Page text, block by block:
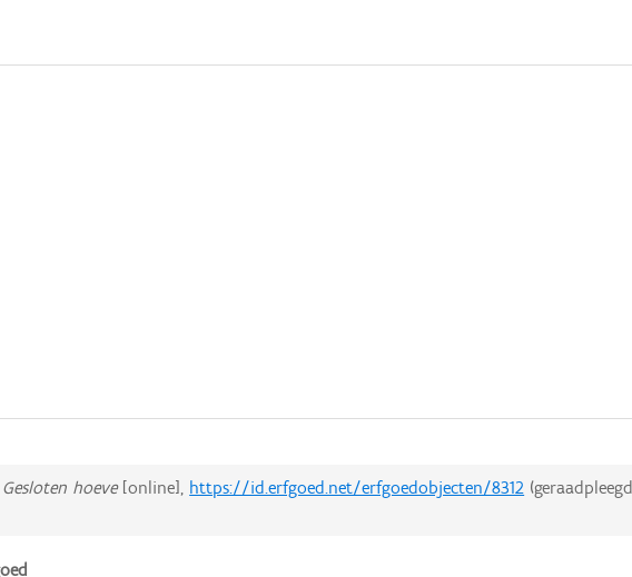
Gesloten hoeve[online], https://id.erfgoed.net/erfgoedobjecten/8312 (geraadpleegd